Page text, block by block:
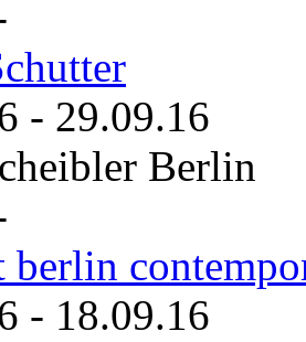
- 29.09.16
Berlin
berlin
- 18.09.16